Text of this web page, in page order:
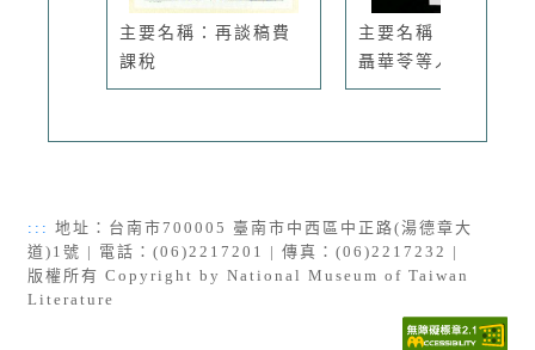
主要名稱：再談稿費
課稅
主要名稱：朱西甯與
聶華苓等人...
::: 地址：台南市700005 臺南市中西區中正路(湯德章大
道)1號 | 電話：(06)2217201 | 傳真：(06)2217232 |
版權所有 Copyright by National Museum of Taiwan
Literature